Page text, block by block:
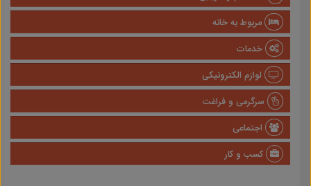
مربوط به خانه
خدمات
لوازم الکترونیکی
سرگرمی و فراغت
اجتماعی
کسب و کار